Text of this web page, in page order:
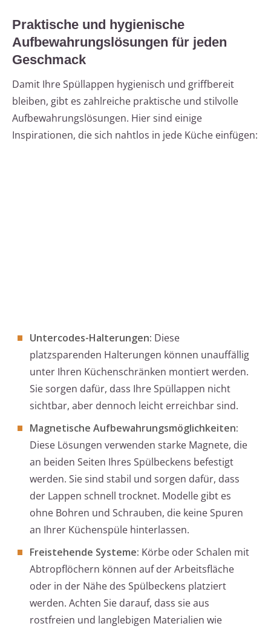
Praktische und hygienische
Aufbewahrungslösungen für jeden
Geschmack
Damit Ihre Spüllappen hygienisch und griffbereit
bleiben, gibt es zahlreiche praktische und stilvolle
Aufbewahrungslösungen. Hier sind einige
Inspirationen, die sich nahtlos in jede Küche einfügen:
Untercodes-Halterungen: Diese
platzsparenden Halterungen können unauffällig
unter Ihren Küchenschränken montiert werden.
Sie sorgen dafür, dass Ihre Spüllappen nicht
sichtbar, aber dennoch leicht erreichbar sind.
Magnetische Aufbewahrungsmöglichkeiten:
Diese Lösungen verwenden starke Magnete, die
an beiden Seiten Ihres Spülbeckens befestigt
werden. Sie sind stabil und sorgen dafür, dass
der Lappen schnell trocknet. Modelle gibt es
ohne Bohren und Schrauben, die keine Spuren
an Ihrer Küchenspüle hinterlassen.
Freistehende Systeme: Körbe oder Schalen mit
Abtropflöchern können auf der Arbeitsfläche
oder in der Nähe des Spülbeckens platziert
werden. Achten Sie darauf, dass sie aus
rostfreien und langlebigen Materialien wie